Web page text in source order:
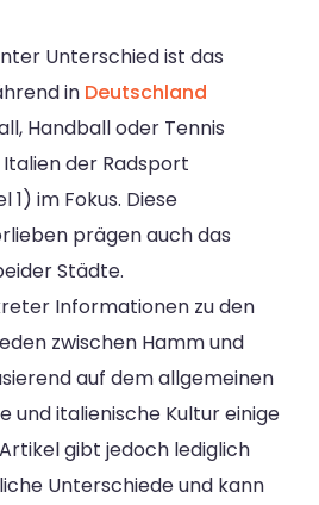
Unterschied ist das
in Deutschland
Handball oder Tennis
der Radsport
1) im Fokus. Diese
prägen auch das
Städte.
Informationen zu den
zwischen Hamm und
auf dem allgemeinen
und italienische Kultur einige
gibt jedoch lediglich
Unterschiede und kann